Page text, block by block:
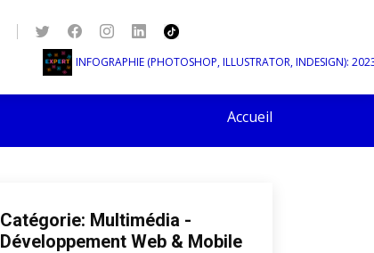
INFOGRAPHIE (PHOTOSHOP, ILLUSTRATOR, INDESIGN): 2023-
Accueil
Catégorie: Multimédia -
Développement Web & Mobile